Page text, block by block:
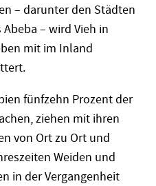
– darunter den Städten
– wird Vieh in
mit im Inland
fünfzehn Prozent der
ziehen mit ihren
von Ort zu Ort und
Weiden und
in der Vergangenheit